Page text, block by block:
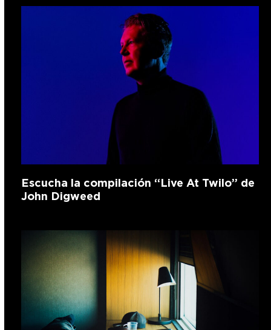
Escucha la compilación “Live At Twilo” de
John Digweed